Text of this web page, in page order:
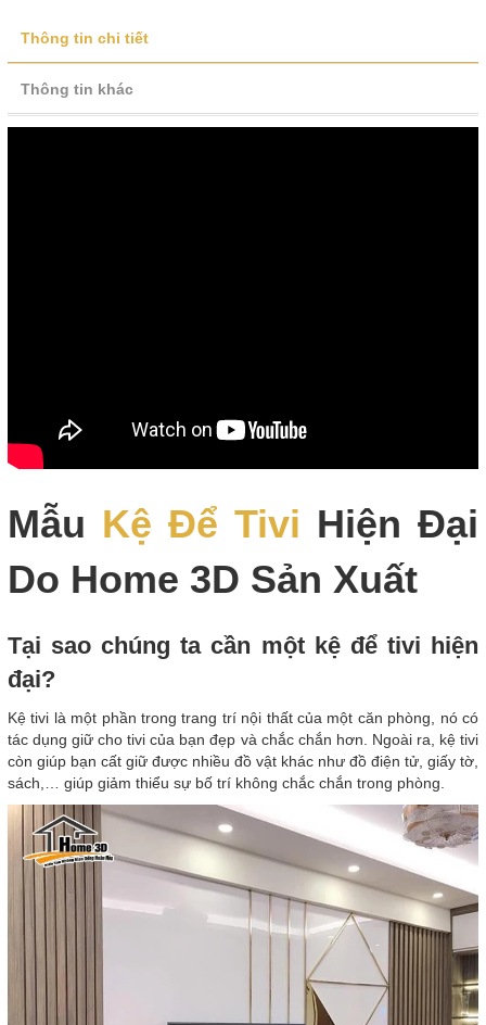
Thông tin chi tiết
Thông tin khác
Mẫu Kệ Để Tivi Hiện Đại
Do Home 3D Sản Xuất
Tại sao chúng ta cần một kệ để tivi hiện
đại?
Kệ tivi là một phần trong trang trí nội thất của một căn phòng, nó có
tác dụng giữ cho tivi của bạn đẹp và chắc chắn hơn. Ngoài ra, kệ tivi
còn giúp bạn cất giữ được nhiều đồ vật khác như đồ điện tử, giấy tờ,
sách,… giúp giảm thiểu sự bố trí không chắc chắn trong phòng.